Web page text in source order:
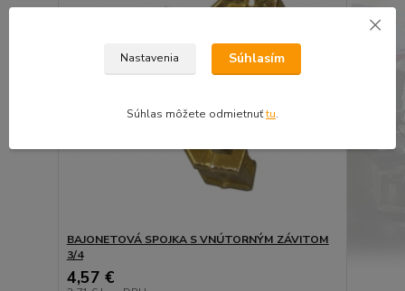
BAJONETOVÁ SPOJKA S VNÚTORNÝM ZÁVITOM
3/4
4,57 €
Nastavenia Súhlasím
Súhlas môžete odmietnuťtu.